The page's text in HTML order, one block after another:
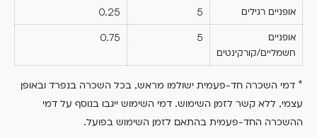
אופניים רגילים 5
0.25
אופניים
חשמליים/קורקינטים
5
0.75
* דמי השכרה חד-פעמית ישולמו מראש, בכל השכרה בנפרד ובאופן
עצמי, ללא קשר לזמן השימוש. דמי השימוש ייגבו בנוסף על דמי
ההשכרה החד-פעמית בהתאם לזמן השימוש בפועל.